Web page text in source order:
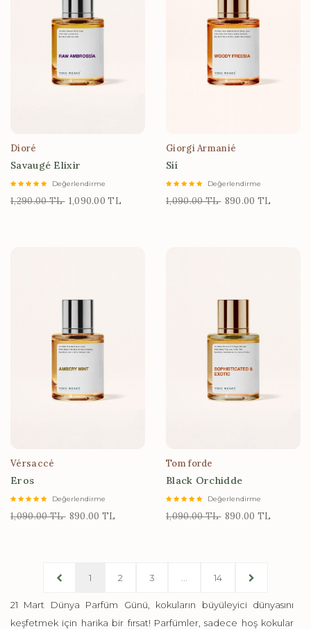
Dioré
Savaugé Elixir
Değerlendirme
1,290.00 TL 1,090.00 TL
Giorgi Armanié
Síí
Değerlendirme
1,090.00 TL 890.00 TL
Vérsaccé
Eros
Değerlendirme
1,090.00 TL 890.00 TL
Tom forde
Black Orchidde
Değerlendirme
1,090.00 TL 890.00 TL
1 2 3 14
21 Mart Dünya Parfüm Günü, kokuların büyüleyici dünyasını
keşfetmek için harika bir fırsat! Parfümler, sadece hoş kokular